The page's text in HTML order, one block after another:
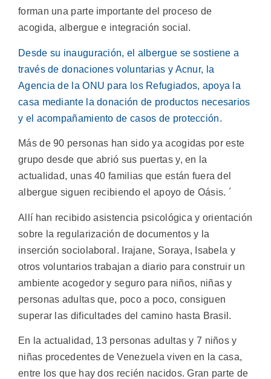
forman una parte importante del proceso de
acogida, albergue e integración social.
Desde su inauguración, el albergue se sostiene a
través de donaciones voluntarias y Acnur, la
Agencia de la ONU para los Refugiados, apoya la
casa mediante la donación de productos necesarios
y el acompañamiento de casos de protección.
Más de 90 personas han sido ya acogidas por este
grupo desde que abrió sus puertas y, en la
actualidad, unas 40 familias que están fuera del
albergue siguen recibiendo el apoyo de Oásis. ´
Allí han recibido asistencia psicológica y orientación
sobre la regularización de documentos y la
inserción sociolaboral. Irajane, Soraya, Isabela y
otros voluntarios trabajan a diario para construir un
ambiente acogedor y seguro para niños, niñas y
personas adultas que, poco a poco, consiguen
superar las dificultades del camino hasta Brasil.
En la actualidad, 13 personas adultas y 7 niños y
niñas procedentes de Venezuela viven en la casa,
entre los que hay dos recién nacidos. Gran parte de